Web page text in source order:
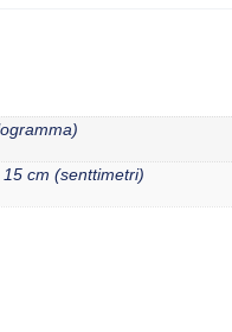
cm (senttimetri)